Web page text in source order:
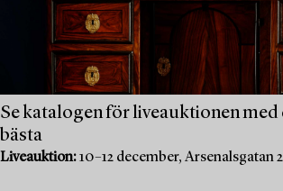
Se katalogen för liveauktionen med
bästa
Liveauktion:10–12 december, Arsenalsgatan